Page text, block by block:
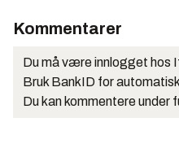
Kommentarer
Du må være innlogget hos
Bruk BankID for
Du kan kommentere under